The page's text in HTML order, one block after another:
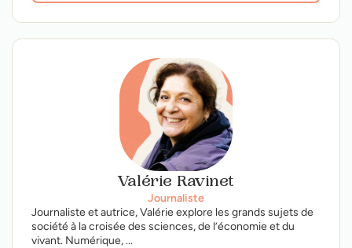
Valérie Ravinet
Journaliste
Journaliste et autrice, Valérie explore les grands sujets de
société à la croisée des sciences, de l’économie et du
vivant. Numérique, ...